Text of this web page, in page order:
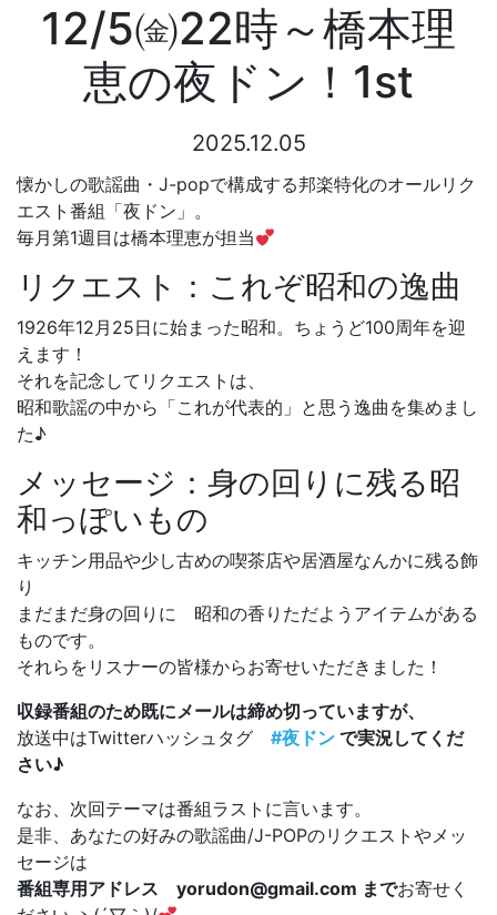
12/5㈮22時～橋本理
恵の夜ドン！1st
2025.12.05
懐かしの歌謡曲・J-popで構成する邦楽特化のオールリク
エスト番組「夜ドン」。
毎月第1週目は橋本理恵が担当
リクエスト：これぞ昭和の逸曲
1926年12月25日に始まった昭和。ちょうど100周年を迎
えます！
それを記念してリクエストは、
昭和歌謡の中から「これが代表的」と思う逸曲を集めまし
た♪
メッセージ：身の回りに残る昭
和っぽいもの
キッチン用品や少し古めの喫茶店や居酒屋なんかに残る飾
り
まだまだ身の回りに 昭和の香りただようアイテムがある
ものです。
それらをリスナーの皆様からお寄せいただきました！
収録番組のため既にメールは締め切っていますが、
放送中はTwitterハッシュタグ #夜ドン で実況してくだ
さい♪
なお、次回テーマは番組ラストに言います。
是非、あなたの好みの歌謡曲/J-POPのリクエストやメッ
セージは
番組専用アドレス yorudon@gmail.com までお寄せく